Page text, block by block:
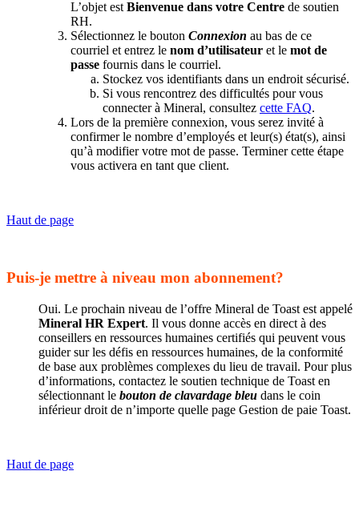
L’objet est Bienvenue dans votre Centre de soutien
RH.
Sélectionnez le bouton Connexion au bas de ce
courriel et entrez le nom d’utilisateur et le mot de
passe fournis dans le courriel.
Stockez vos identifiants dans un endroit sécurisé.
Si vous rencontrez des difficultés pour vous
connecter à Mineral, consultez cette FAQ.
Lors de la première connexion, vous serez invité à
confirmer le nombre d’employés et leur(s) état(s), ainsi
qu’à modifier votre mot de passe. Terminer cette étape
vous activera en tant que client.
Haut de page
Puis-je mettre à niveau mon abonnement?
Oui. Le prochain niveau de l’offre Mineral de Toast est appelé
Mineral HR Expert. Il vous donne accès en direct à des
conseillers en ressources humaines certifiés qui peuvent vous
guider sur les défis en ressources humaines, de la conformité
de base aux problèmes complexes du lieu de travail. Pour plus
d’informations, contactez le soutien technique de Toast en
sélectionnant le bouton de clavardage bleu dans le coin
inférieur droit de n’importe quelle page Gestion de paie Toast.
Haut de page